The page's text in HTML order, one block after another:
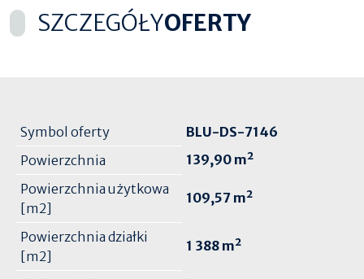
SZCZEGÓŁYOFERTY
Symbol oferty
BLU-DS-7146
Powierzchnia
139,90 m²
Powierzchnia użytkowa
[m2]
109,57 m²
Powierzchnia działki
[m2]
1 388 m²